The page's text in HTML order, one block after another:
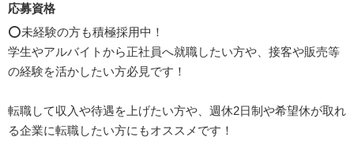
応募資格
⭕未経験の方も積極採用中！
学生やアルバイトから正社員へ就職したい方や、接客や販売等
の経験を活かしたい方必見です！
転職して収入や待遇を上げたい方や、週休2日制や希望休が取れ
る企業に転職したい方にもオススメです！